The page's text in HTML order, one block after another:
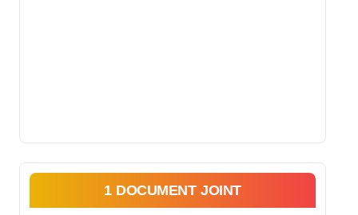
1 DOCUMENT JOINT